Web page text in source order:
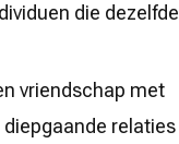
die dezelfde
vriendschap met
relaties